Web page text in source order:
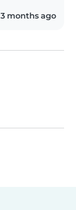
3 months ago